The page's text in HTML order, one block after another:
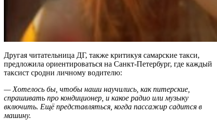
Другая читательница ДГ, также критикуя самарские такси,
предложила ориентироваться на Санкт-Петербург, где каждый
таксист сродни личному водителю:
— Хотелось бы, чтобы наши научились, как питерские,
спрашивать про кондиционер, и какое радио или музыку
включить. Ещё представляться, когда пассажир садится в
машину.